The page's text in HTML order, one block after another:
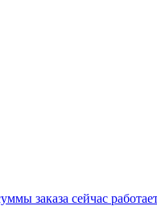
заказа сейчас